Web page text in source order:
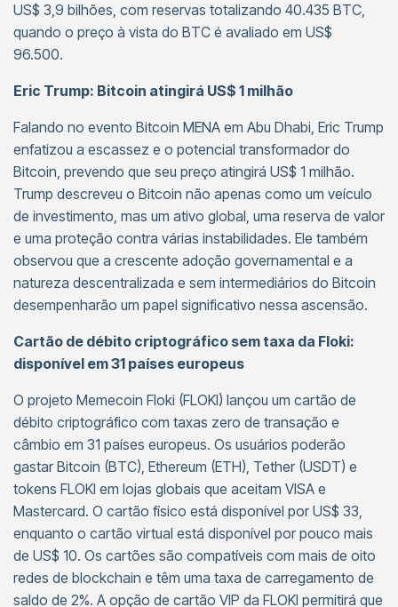
US$ 3,9 bilhões, com reservas totalizando 40.435 BTC,
quando o preço à vista do BTC é avaliado em US$
96.500.
Eric Trump: Bitcoin atingirá US$ 1 milhão
Falando no evento Bitcoin MENA em Abu Dhabi, Eric Trump
enfatizou a escassez e o potencial transformador do
Bitcoin, prevendo que seu preço atingirá US$ 1 milhão.
Trump descreveu o Bitcoin não apenas como um veículo
de investimento, mas um ativo global, uma reserva de valor
e uma proteção contra várias instabilidades. Ele também
observou que a crescente adoção governamental e a
natureza descentralizada e sem intermediários do Bitcoin
desempenharão um papel significativo nessa ascensão.
Cartão de débito criptográfico sem taxa da Floki:
disponível em 31 países europeus
O projeto Memecoin Floki (FLOKI) lançou um cartão de
débito criptográfico com taxas zero de transação e
câmbio em 31 países europeus. Os usuários poderão
gastar Bitcoin (BTC), Ethereum (ETH), Tether (USDT) e
tokens FLOKI em lojas globais que aceitam VISA e
Mastercard. O cartão físico está disponível por US$ 33,
enquanto o cartão virtual está disponível por pouco mais
de US$ 10. Os cartões são compatíveis com mais de oito
redes de blockchain e têm uma taxa de carregamento de
saldo de 2%. A opção de cartão VIP da FLOKI permitirá que